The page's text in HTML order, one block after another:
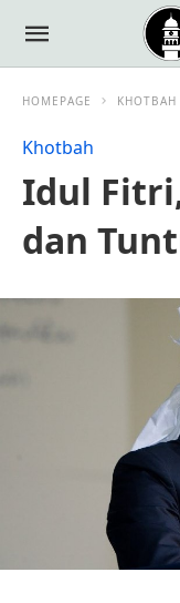
HOMEPAGE KHOTBAH
Khotbah
Idul
dan